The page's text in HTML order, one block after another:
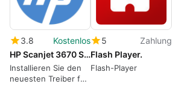
3.8
Kostenlos
HP Scanjet 3670 Scanner series drivers
Installieren Sie den
neuesten Treiber für
5
Zahlung
Flash Player.
Flash-Player